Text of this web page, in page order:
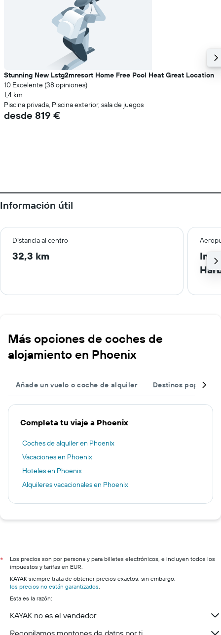
Stunning New Lstg2mresort Home Free Pool Heat Great Location
10 Excelente (38 opiniones)
1,4 km
Piscina privada, Piscina exterior, sala de juegos
desde 819 €
Información útil
Distancia al centro
32,3 km
Más opciones de coches de
alojamiento en Phoenix
Añade un vuelo o coche de alquiler Destinos populares
Completa tu viaje a Phoenix
Coches de alquiler en Phoenix
Vacaciones en Phoenix
Hoteles en Phoenix
Alquileres vacacionales en Phoenix
*
Los precios son por persona y para billetes electrónicos, e incluyen todos los
impuestos y tarifas en EUR.
KAYAK siempre trata de obtener precios exactos, sin embargo,
los precios no están garantizados.
Esta es la razón:
KAYAK no es el vendedor
Recopilamos montones de datos por ti